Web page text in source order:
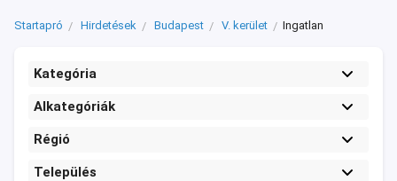
Startapró Hirdetések Budapest V. kerület Ingatlan
Kategória
Alkategóriák
Régió
Település